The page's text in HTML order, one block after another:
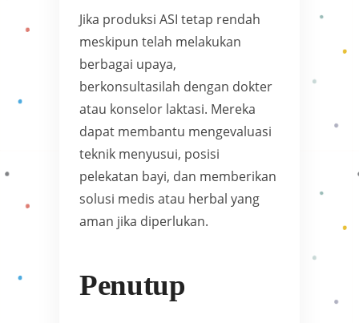
Jika produksi ASI tetap rendah
meskipun telah melakukan
berbagai upaya,
berkonsultasilah dengan dokter
atau konselor laktasi. Mereka
dapat membantu mengevaluasi
teknik menyusui, posisi
pelekatan bayi, dan memberikan
solusi medis atau herbal yang
aman jika diperlukan.
Penutup